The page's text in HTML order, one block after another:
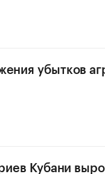
убытков
Кубани